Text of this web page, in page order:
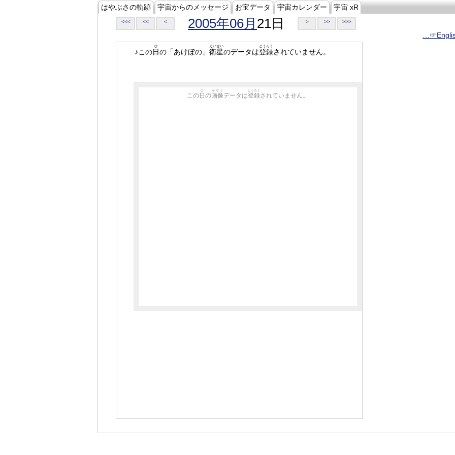
はやぶさの軌跡 宇宙からのメッセージ お宝データ 宇宙カレンダー 宇宙 xR
<<< << < 2005年06月 21日 > >> >>>
♪この日
ひ
の「あけぼの」 衛星
えいせい
のデータは登録
とうろく
されていません。
この 日
ひ
の画像
がぞう
データは登録
とうろく
されていません。